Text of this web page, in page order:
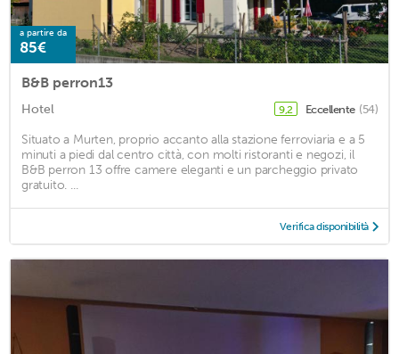
a partire da
85€
B&B perron13
Hotel 9,2 Eccellente (54)
Situato a Murten, proprio accanto alla stazione ferroviaria e a 5
minuti a piedi dal centro città, con molti ristoranti e negozi, il
B&B perron 13 offre camere eleganti e un parcheggio privato
gratuito. ...
Verifica disponibilità